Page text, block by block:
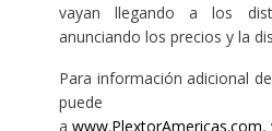
vayan llegando a los
anunciando los precios y la
Para información adicional
puede
a www.PlextorAmericas.com,